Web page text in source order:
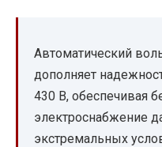
Автоматический
дополняет
430 B, обеспечивая
электроснабжение
экстремальных